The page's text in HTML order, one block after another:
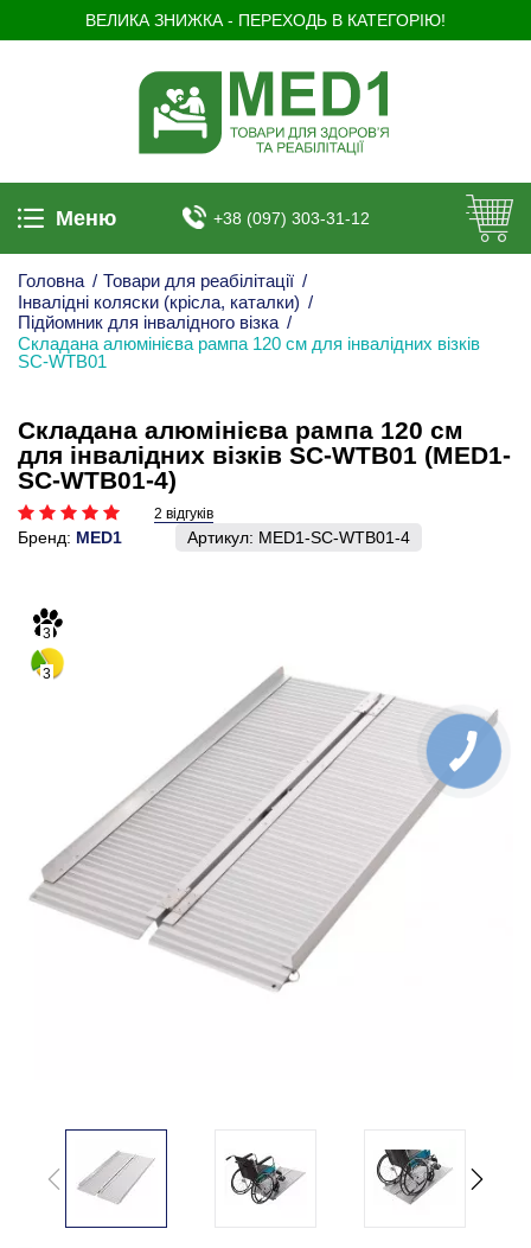
ВЕЛИКА ЗНИЖКА - ПЕРЕХОДЬ В КАТЕГОРІЮ!
Меню +38 (097) 303-31-12
Головна / Товари для реабілітації /
Інвалідні коляски (крісла, каталки) /
Підйомник для інвалідного візка /
Складана алюмінієва рампа 120 см для інвалідних візків
SC-WTB01
Складана алюмінієва рампа 120 см
для інвалідних візків SC-WTB01 (MED1-
SC-WTB01-4)
2 відгуків
Бренд: MED1 Артикул: MED1-SC-WTB01-4
3
3